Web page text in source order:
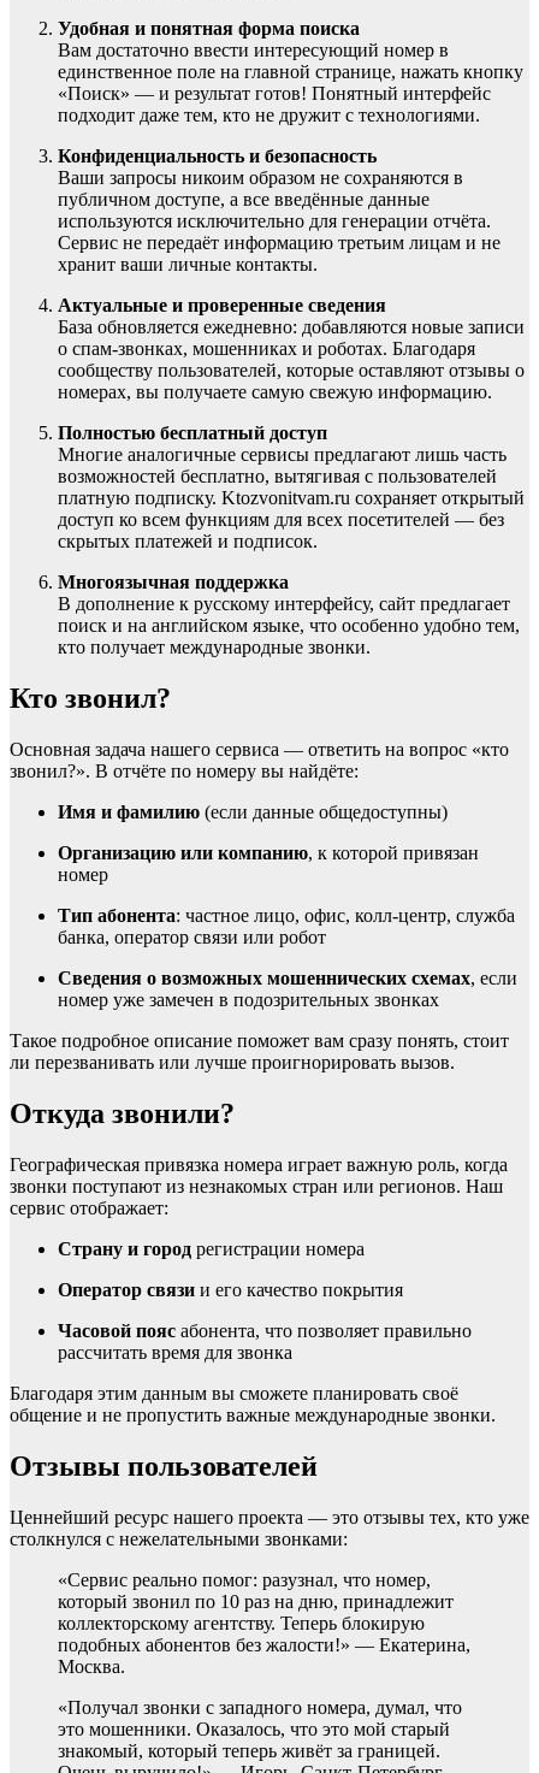
Удобная и понятная форма поиска
Вам достаточно ввести интересующий номер в
единственное поле на главной странице, нажать кнопку
«Поиск» — и результат готов! Понятный интерфейс
подходит даже тем, кто не дружит с технологиями.
Конфиденциальность и безопасность
Ваши запросы никоим образом не сохраняются в
публичном доступе, а все введённые данные
используются исключительно для генерации отчёта.
Сервис не передаёт информацию третьим лицам и не
хранит ваши личные контакты.
Актуальные и проверенные сведения
База обновляется ежедневно: добавляются новые записи
о спам-звонках, мошенниках и роботах. Благодаря
сообществу пользователей, которые оставляют отзывы о
номерах, вы получаете самую свежую информацию.
Полностью бесплатный доступ
Многие аналогичные сервисы предлагают лишь часть
возможностей бесплатно, вытягивая с пользователей
платную подписку. Ktozvonitvam.ru сохраняет открытый
доступ ко всем функциям для всех посетителей — без
скрытых платежей и подписок.
Многоязычная поддержка
В дополнение к русскому интерфейсу, сайт предлагает
поиск и на английском языке, что особенно удобно тем,
кто получает международные звонки.
Кто звонил?
Основная задача нашего сервиса — ответить на вопрос «кто
звонил?». В отчёте по номеру вы найдёте:
Имя и фамилию (если данные общедоступны)
Организацию или компанию, к которой привязан
номер
Тип абонента: частное лицо, офис, колл-центр, служба
банка, оператор связи или робот
Сведения о возможных мошеннических схемах, если
номер уже замечен в подозрительных звонках
Такое подробное описание поможет вам сразу понять, стоит
ли перезванивать или лучше проигнорировать вызов.
Откуда звонили?
Географическая привязка номера играет важную роль, когда
звонки поступают из незнакомых стран или регионов. Наш
сервис отображает:
Страну и город регистрации номера
Оператор связи и его качество покрытия
Часовой пояс абонента, что позволяет правильно
рассчитать время для звонка
Благодаря этим данным вы сможете планировать своё
общение и не пропустить важные международные звонки.
Отзывы пользователей
Ценнейший ресурс нашего проекта — это отзывы тех, кто уже
столкнулся с нежелательными звонками:
«Сервис реально помог: разузнал, что номер,
который звонил по 10 раз на дню, принадлежит
коллекторскому агентству. Теперь блокирую
подобных абонентов без жалости!» — Екатерина,
Москва.
«Получал звонки с западного номера, думал, что
это мошенники. Оказалось, что это мой старый
знакомый, который теперь живёт за границей.